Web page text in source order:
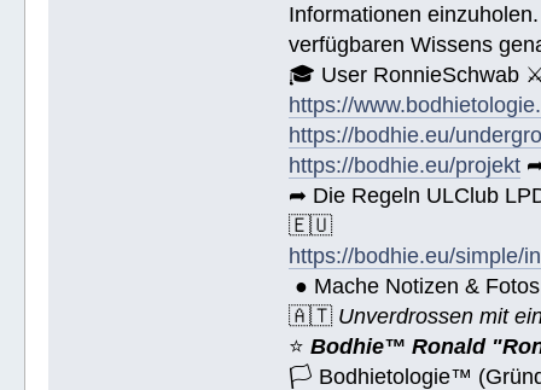
Informationen
verfügbaren Wissens
🎓 User RonnieSchwab
https://
https://bodhie.eu/
https://bodhie.eu/projekt
➦ Die Regeln ULClub
🇪🇺
https://bodhie.eu/simple/
● Mache Notizen &
🇦🇹 Unverdrossen mit
⭐️Bodhie™ Ronald
🏳 Bodhietologie™